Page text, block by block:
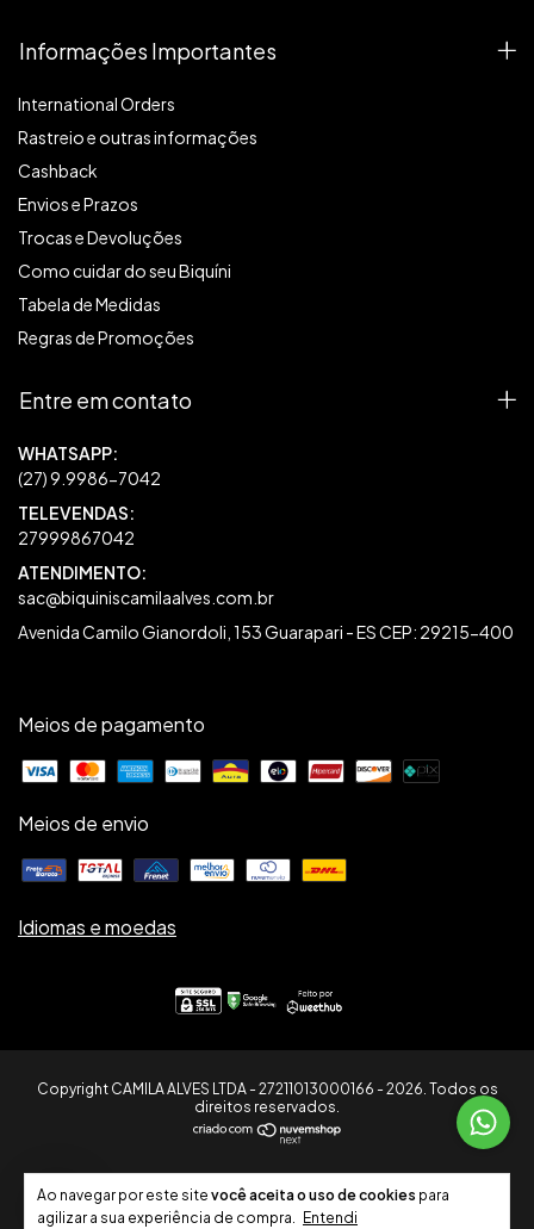
Ao navegar por este site você aceita o uso de cookies para
agilizar a sua experiência de compra. Entendi
Informações Importantes
International Orders
Rastreio e outras informações
Cashback
Envios e Prazos
Trocas e Devoluções
Como cuidar do seu Biquíni
Tabela de Medidas
Regras de Promoções
Entre em contato
27999867042
sac@biquiniscamilaalves.com.br
Avenida Camilo Gianordoli, 153 Guarapari - ES CEP: 29215-400
Meios de pagamento
Meios de envio
Idiomas e moedas
Copyright CAMILA ALVES LTDA - 27211013000166 - 2026. Todos os
direitos reservados.